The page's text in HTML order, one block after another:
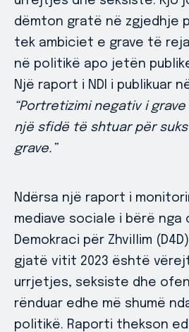
dëmton gratë në zgjedhje
tek ambiciet e grave të
në politikë apo jetën
Një raport i NDI i publikuar
“Portretizimi negativ i
një sfidë të shtuar për
grave.”
Ndërsa një raport i
mediave sociale i bërë nga
Demokraci për Zhvillim
gjatë vitit 2023 është
urrjetjes, seksiste dhe
rënduar edhe më shumë
politikë. Raporti thekson